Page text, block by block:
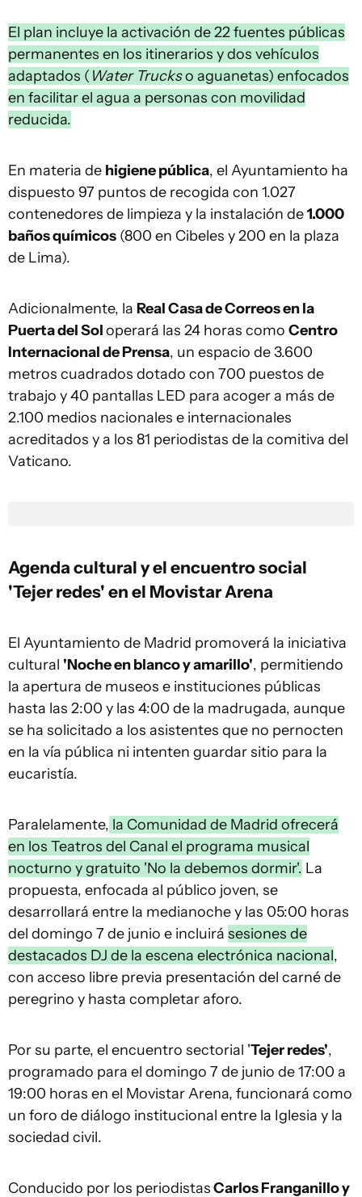
El plan incluye la activación de 22 fuentes públicas
permanentes en los itinerarios y dos vehículos
adaptados ( Water Truckso aguanetas) enfocados
en facilitar el agua a personas con movilidad
reducida.
En materia de higiene pública, el Ayuntamiento ha
dispuesto 97 puntos de recogida con 1.027
contenedores de limpieza y la instalación de1.000
baños químicos (800 en Cibeles y 200 en la plaza
de Lima).
Adicionalmente, la Real Casa de Correos en la
Puerta del Soloperará las 24 horas como Centro
Internacional de Prensa, un espacio de 3.600
metros cuadrados dotado con 700 puestos de
trabajo y 40 pantallas LED para acoger a más de
2.100 medios nacionales e internacionales
acreditados y a los 81 periodistas de la comitiva del
Vaticano.
Agenda cultural y el encuentro social
'Tejer redes' en el Movistar Arena
El Ayuntamiento de Madrid promoverá la iniciativa
cultural 'Noche en blanco y amarillo', permitiendo
la apertura de museos e instituciones públicas
hasta las 2:00 y las 4:00 de la madrugada, aunque
se ha solicitado a los asistentes que no pernocten
en la vía pública ni intenten guardar sitio para la
eucaristía.
Paralelamente, la Comunidad de Madrid ofrecerá
en los Teatros del Canal el programa musical
nocturno y gratuito 'No la debemos dormir'. La
propuesta, enfocada al público joven, se
desarrollará entre la medianoche y las 05:00 horas
del domingo 7 de junio e incluirá sesiones de
destacados DJ de la escena electrónica nacional,
con acceso libre previa presentación del carné de
peregrino y hasta completar aforo.
Por su parte, el encuentro sectorial 'Tejer redes',
programado para el domingo 7 de junio de 17:00 a
19:00 horas en el Movistar Arena, funcionará como
un foro de diálogo institucional entre la Iglesia y la
sociedad civil.
Conducido por los periodistasCarlos Franganillo y